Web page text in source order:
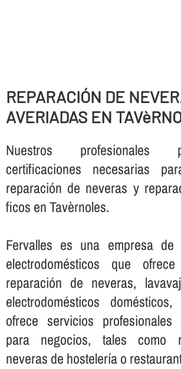
REPARACIÓN DE
AVERIADAS EN
Nuestros profesionales
certificaciones necesarias
reparación de neveras y
ficos en Tavèrnoles.
Fervalles es una empresa de
electrodomésticos que
reparación de neveras,
electrodomésticos
ofrece servicios profesionales
para negocios, tales como
neveras de hostelerí­a o